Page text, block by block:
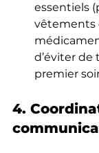
essentiels
vêtements
d’éviter de
premier
4.